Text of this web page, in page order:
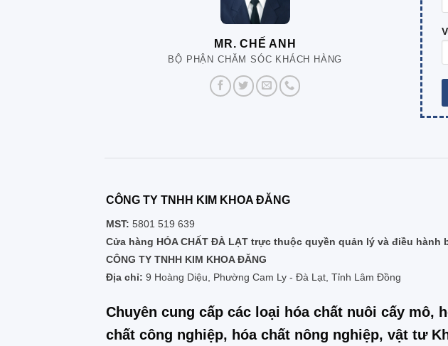
MR. CHẾ ANH
BỘ PHẬN CHĂM SÓC KHÁCH HÀNG
CÔNG TY TNHH KIM KHOA ĐĂNG
MST: 5801 519 639
Cửa hàng HÓA CHẤT ĐÀ LẠT trực thuộc quyền quản lý và điều hành
CÔNG TY TNHH KIM KHOA ĐĂNG
Địa chỉ: 9 Hoàng Diệu, Phường Cam Ly - Đà Lạt, Tỉnh Lâm Đồng
Chuyên cung cấp các loại hóa chất nuôi cấy mô,
chất công nghiệp, hóa chất nông nghiệp, vật tư